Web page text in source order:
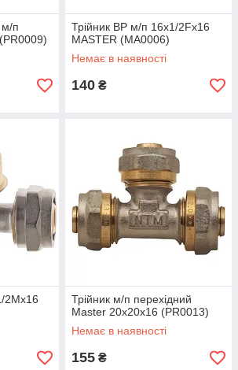
м/п
Трійник ВР м/п 16x1/2Fx16
MASTER (MA0006)
Немає в наявності
140 ₴
2Mx16
Трійник м/п перехідний
Master 20x20x16 (PR0013)
Немає в наявності
155 ₴